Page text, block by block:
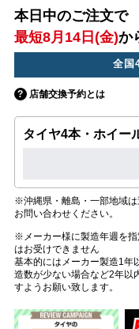
本日中のご注文で
最短8月14日(金)か
全国
店舗交換予約とは
タイヤ4本・ホイー
※沖縄県・離島・一部地域
お問い合わせください。
※メーカー様に製造年週を
はお受けできません
基本的にはメーカー製造1年
造数が少ない場合など2年以
すようお願い致します。